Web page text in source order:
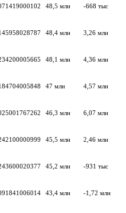
48,5 млн -668 тыс
48,4 млн 3,26 млн
48,1 млн 4,36 млн
47 млн 4,57 млн
46,3 млн 6,07 млн
45,5 млн 2,46 млн
45,2 млн -931 тыс
43,4 млн -1,72 млн